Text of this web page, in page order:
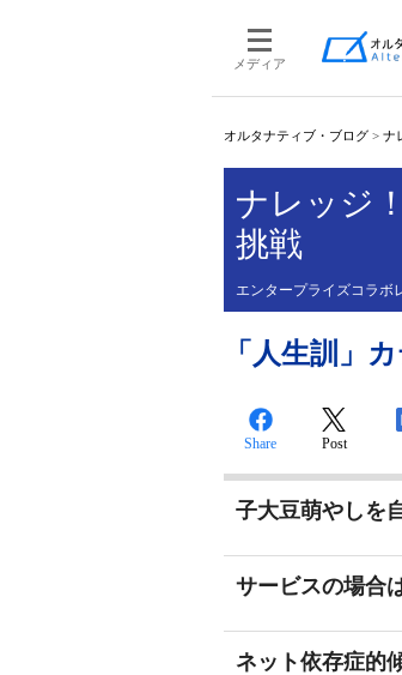
メディア
オルタナティブ・ブログ > ナ
ナレッジ
挑戦
エンタープライズコラボ
「人生訓」
Share Post
子大豆萌やしを
サービスの場合
ネット依存症的